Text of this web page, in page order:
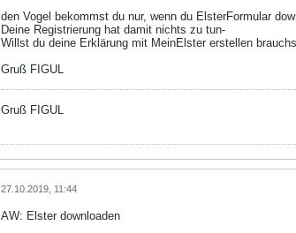
den Vogel bekommst du nur, wenn du ElsterFormular
Deine Registrierung hat damit nichts zu tun-
Willst du deine Erklärung mit MeinElster erstellen
Gruß FIGUL
Gruß FIGUL
27.10.2019, 11:44
AW: Elster downloaden